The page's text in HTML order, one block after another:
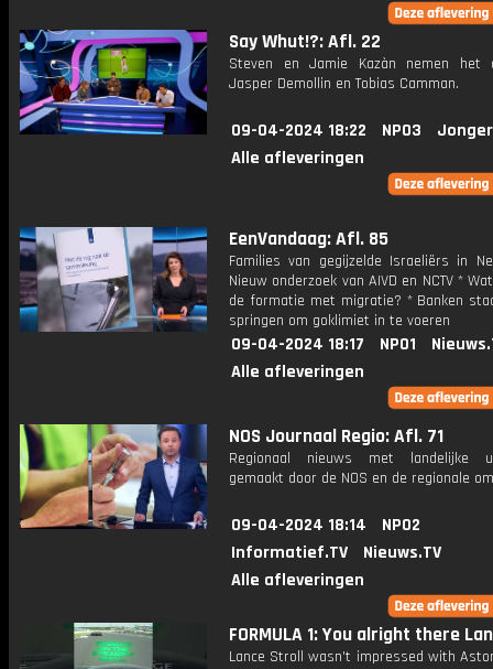
Say Whut!?: Afl. 22
Steven en Jamie Kazàn nemen het
Jasper Demollin en Tobias Camman.
09-04-2024 18:22 NPO3
Alle afleveringen
EenVandaag: Afl. 85
Families van gegijzelde Israeliërs in
Nieuw onderzoek van AIVD en NCTV *
de formatie met migratie? * Banken
springen om goklimiet in te voeren
09-04-2024 18:17 NPO1
Alle afleveringen
NOS Journaal Regio: Afl. 71
Regionaal nieuws met landelijke
gemaakt door de NOS en de regionale
09-04-2024 18:14
NPO2
Informatief.TV
Nieuws.TV
Alle afleveringen
FORMULA 1: You alright there
Lance Stroll wasn't impressed with